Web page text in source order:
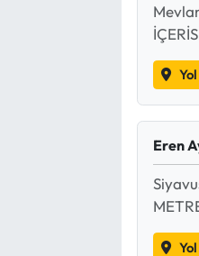
Eren